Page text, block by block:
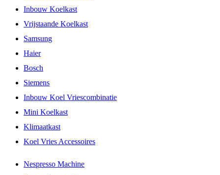
Inbouw Koelkast
Vrijstaande Koelkast
Samsung
Haier
Bosch
Siemens
Inbouw Koel Vriescombinatie
Mini Koelkast
Klimaatkast
Koel Vries Accessoires
Nespresso Machine